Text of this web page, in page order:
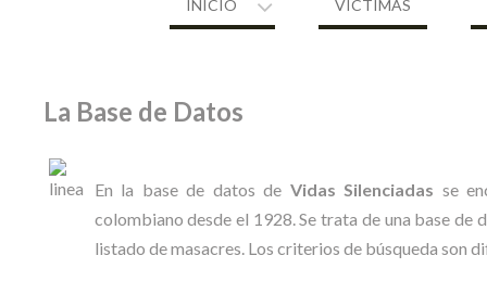
INICIO VÍCTIMAS
La Base de Datos
En la base de datos de Vidas Silenciadas se
colombiano desde el 1928. Se trata de una base
listado de masacres. Los criterios de búsqueda son